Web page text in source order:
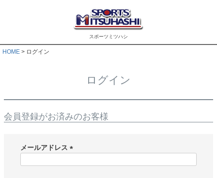
スポーツミツハシ
HOME ログイン
ログイン
会員登録がお済みのお客様
メールアドレス